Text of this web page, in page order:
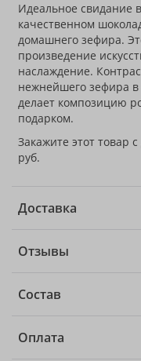
Идеальное свидание
качественном
домашнего зефира.
произведение
наслаждение.
нежнейшего зефира в
делает композицию
подарком.
Закажите этот товар
руб.
Доставка
Отзывы
Состав
Оплата